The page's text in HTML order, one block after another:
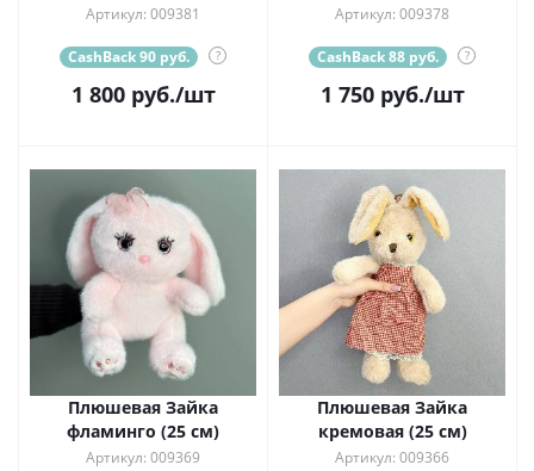
Артикул: 009381
CashBack 90 руб. ?
1 800руб./шт
Артикул: 009378
CashBack 88 руб. ?
1 750руб./шт
Плюшевая Зайка
фламинго (25 см)
Артикул: 009369
Плюшевая Зайка
кремовая (25 см)
Артикул: 009366